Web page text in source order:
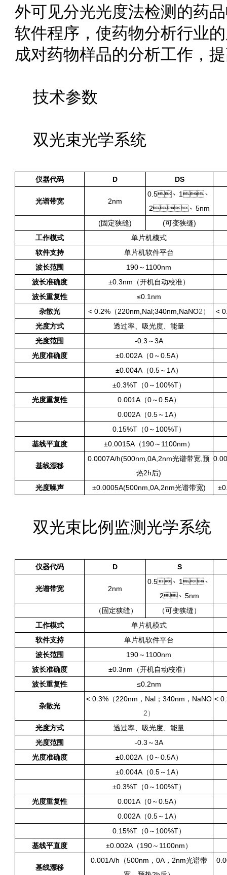
外可见分光光度法检测的药品
软件程序，使药物分析行业
成对药物样品的分析工作，提高
技术参数
双光束光学系统
仪器代码 D DS
光谱带宽 2nm
0.5、1、
2、5nm
(固定狭缝)
(可变狭缝)
工作模式
单片机模式
软件支持
单片机软件平台
波长范围
190～1100nm
波长准确度
±0.3nm（开机自动校准）
波长重复性
≤0.1nm
杂散光
< 0.2%（220nm,Nal;340nm,NaNO2）
<
光度方式
透过率、吸光度、能量
光度范围
-0.3～3A
光度准确度
±0.002A（0～0.5A）
±0.004A（0.5～1A）
±0.3%T（0～100%T）
光度重复性
0.001A（0～0.5A）
0.002A（0.5～1A）
0.15%T（0～100%T）
基线平直度
±0.0015A（190～1100nm）
基线漂移
0.0007A/h(500nm,0A,2nm光谱带宽,预
热2h后)
光度噪声 ±0.0005A(500nm,0A,2nm光谱带宽)
双光束比例监测光学系统
仪器代码 D S
光谱带宽 2nm
0.5、1、
2、5nm
（固定狭缝）
（可变狭缝）
工作模式
单片机模式
软件支持
单片机软件平台
波长范围
190～1100nm
波长准确度
±0.3nm（开机自动校准）
波长重复性
≤0.2nm
杂散光
< 0.3%（220nm，Nal；340nm，NaNO
2）
<
光度方式
透过率、吸光度、能量
光度范围
-0.3～3A
光度准确度
±0.002A（0～0.5A）
±0.004A（0.5～1A）
±0.3%T（0～100%T）
光度重复性
0.001A（0～0.5A）
0.002A（0.5～1A）
0.15%T（0～100%T）
基线平直度
±0.002A（190～1100nm）
基线漂移
0.001A/h（500nm，0A，2nm光谱带